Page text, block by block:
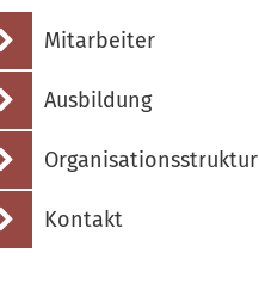
Mitarbeiter
Ausbildung
Organisationsstruktur
Kontakt